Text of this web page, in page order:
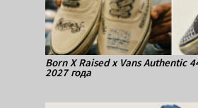
Born X Raised x Vans Authentic
2027 года